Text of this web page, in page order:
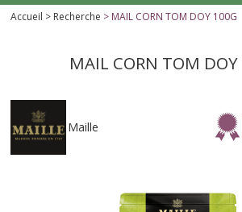
Accueil > Recherche > MAIL CORN TOM DOY 100G
MAIL CORN TOM
Maille